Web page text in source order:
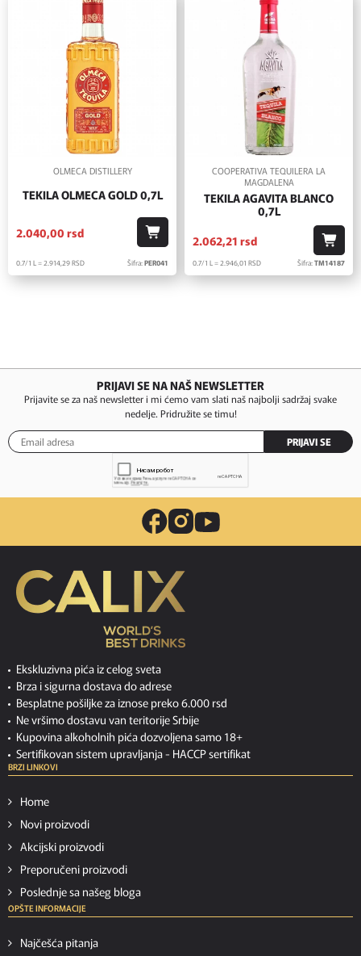
OLMECA DISTILLERY
TEKILA OLMECA GOLD 0,7L
2.040,00 rsd
0.7/1 L = 2.914,29RSD Šifra:PER041
COOPERATIVA TEQUILERA LA
MAGDALENA
TEKILA AGAVITA BLANCO
0,7L
2.062,21 rsd
0.7/1 L = 2.946,01 RSD Šifra:TM14187
PRIJAVI SE NA NAŠ NEWSLETTER
Prijavite se za naš newsletter i mi ćemo vam slati naš najbolji sadržaj svake
nedelje. Pridružite se timu!
PRIJAVI SE
Ekskluzivna pića iz celog sveta
Brza i sigurna dostava do adrese
Besplatne pošiljke za iznose preko 6.000 rsd
Ne vršimo dostavu van teritorije Srbije
Kupovina alkoholnih pića dozvoljena samo 18+
Sertifikovan sistem upravljanja - HACCP sertifikat
BRZI LINKOVI
Home
Novi proizvodi
Akcijski proizvodi
Preporučeni proizvodi
Poslednje sa našeg bloga
OPŠTE INFORMACIJE
Najčešća pitanja